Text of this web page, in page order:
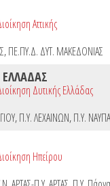
Αττικής
,ΠΕ.ΠΥ.Δ. ΔΥΤ. ΜΑΚΕΔΟΝΙΑΣ
Δυτικής Ελλάδας
,Π.Υ. ΛΕΧΑΙΝΩΝ,Π.Υ.
Ηπείρου